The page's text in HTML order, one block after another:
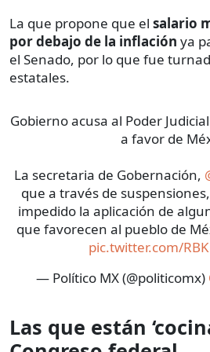
La que propone que el salario
por debajo de la inflación ya
el Senado, por lo que fue
estatales.
Gobierno acusa al Poder
a favor de
La secretaria de Gobernación,
que a través de
impedido la aplicación de
que favorecen al pueblo de
pic.twitter.com/
— Político MX (@politicomx)
Las que están